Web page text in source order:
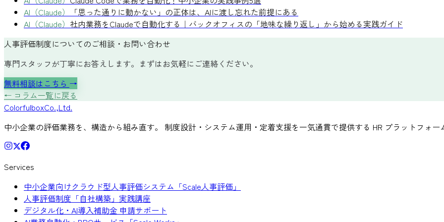
AI（Claude）
「思った通りに動かない」の正体は、AIに渡し忘れた前提にある
AI（Claude） 社内業務をClaudeで自動化する｜バックオフィスの「地味な繰り返し」から始める実践ガイド
人事評価制度についてのご相談・お問い合わせ
専門スタッフが丁寧にお答えします。まずはお気軽にご連絡ください。
無料相談はこちら →
← コラム一覧に戻る
ColorfulboxCo.,Ltd.
中小企業の評価業務を、構造から組み直す。 制度設計・システム運用・定着支援を一気通貫で提供する HR プラットフォー
Services
中小企業向けクラウド型人事評価システム「Scale人事評価」
人事評価制度「自社構築」実践講座
デジタル化・AI導入補助金 申請サポート